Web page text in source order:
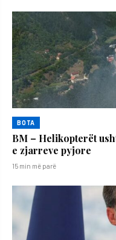
BOTA
BM – Helikopterët
e zjarreve pyjore
15 min më parë